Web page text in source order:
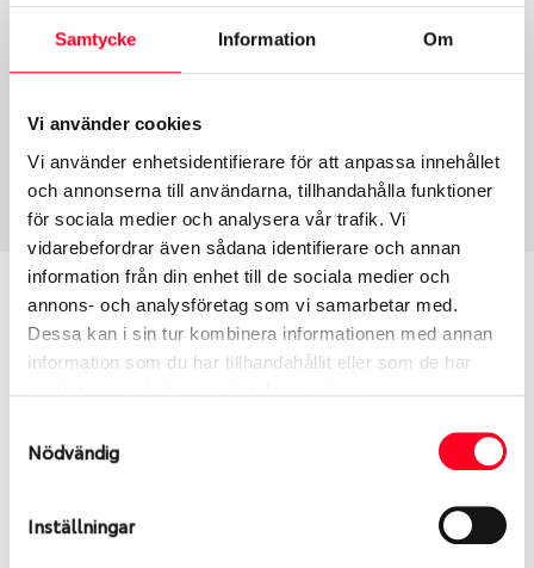
Samtycke Information Om
Vi använder cookies
Vi använder enhetsidentifierare för att anpassa innehållet
och annonserna till användarna, tillhandahålla funktioner
för sociala medier och analysera vår trafik. Vi
vidarebefordrar även sådana identifierare och annan
information från din enhet till de sociala medier och
annons- och analysföretag som vi samarbetar med.
Dessa kan i sin tur kombinera informationen med annan
information som du har tillhandahållit eller som de har
Nödvändig
Inställningar
Group
Fälg PV/C LM
Tum
17
35
Centre Diameter
112
Art nummer
7734
Passar denna fälg min bil?
Ange registreringsnummer för att se om den fälg
Ibland kan fälgen ha bytts ut under årens lopp och
inte vara samma dimension som bilen hade ut från